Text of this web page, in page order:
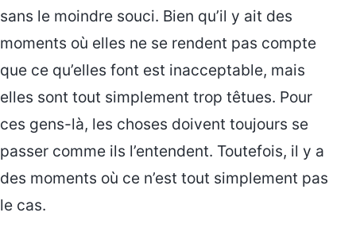
sans le moindre souci. Bien qu’il y ait des
moments où elles ne se rendent pas compte
que ce qu’elles font est inacceptable, mais
elles sont tout simplement trop têtues. Pour
ces gens-là, les choses doivent toujours se
passer comme ils l’entendent. Toutefois, il y a
des moments où ce n’est tout simplement pas
le cas.